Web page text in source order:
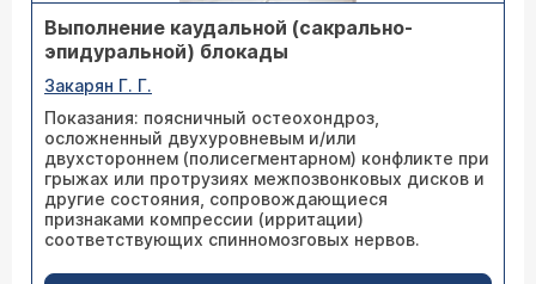
Выполнение каудальной (сакрально-
эпидуральной) блокады
Закарян Г. Г.
Показания: поясничный остеохондроз,
осложненный двухуровневым и/или
двухстороннем (полисегментарном) конфликте при
грыжах или протрузиях межпозвонковых дисков и
другие состояния, сопровождающиеся
признаками компрессии (ирритации)
соответствующих спинномозговых нервов.